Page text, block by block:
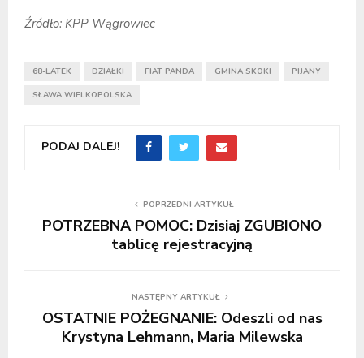
Źródło: KPP Wągrowiec
68-LATEK DZIAŁKI FIAT PANDA GMINA SKOKI PIJANY
SŁAWA WIELKOPOLSKA
PODAJ DALEJ!
POPRZEDNI ARTYKUŁ
POTRZEBNA POMOC: Dzisiaj ZGUBIONO
tablicę rejestracyjną
NASTĘPNY ARTYKUŁ
OSTATNIE POŻEGNANIE: Odeszli od nas
Krystyna Lehmann, Maria Milewska